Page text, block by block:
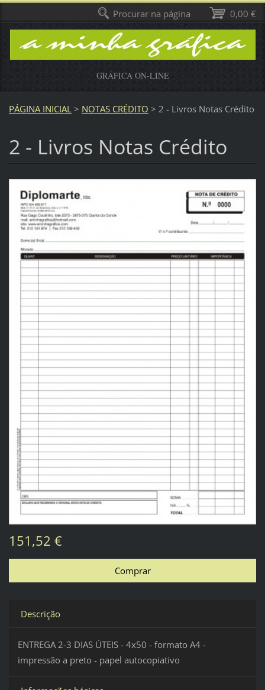
GRÁFICA ON-LINE
PÁGINA INICIAL > NOTAS CRÉDITO > 2 - Livros Notas Crédito
2 - Livros Notas Crédito
151,52 €
Descrição
ENTREGA 2-3 DIAS ÚTEIS - 4x50 - formato A4 -
impressão a preto - papel autocopiativo
0,00 €
Procurar na página